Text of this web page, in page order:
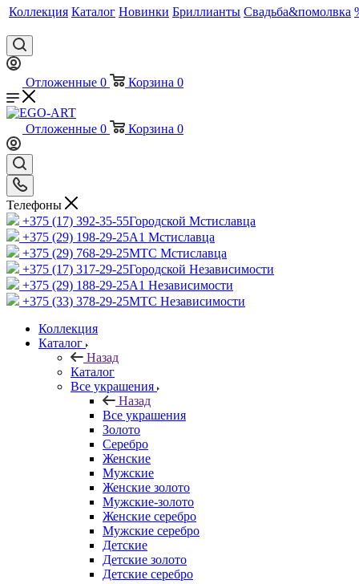
Коллекция Каталог Новинки Бриллианты Свадьба&помолвка
Отложенные 0 Корзина 0
Отложенные 0 Корзина 0
Телефоны
+375 (17) 392-35-55Городской Мстиславца
+375 (29) 198-29-25A1 Мстиславца
+375 (29) 768-29-25МТС Мстиславца
+375 (17) 317-29-25Городской Независимости
+375 (29) 188-29-25A1 Независимости
+375 (33) 378-29-25МТС Независимости
Коллекция
Каталог
Назад
Каталог
Все украшения
Назад
Все украшения
Золото
Серебро
Женские
Мужские
Женские золото
Мужские-золото
Женские серебро
Мужские серебро
Детские
Детские золото
Детские серебро